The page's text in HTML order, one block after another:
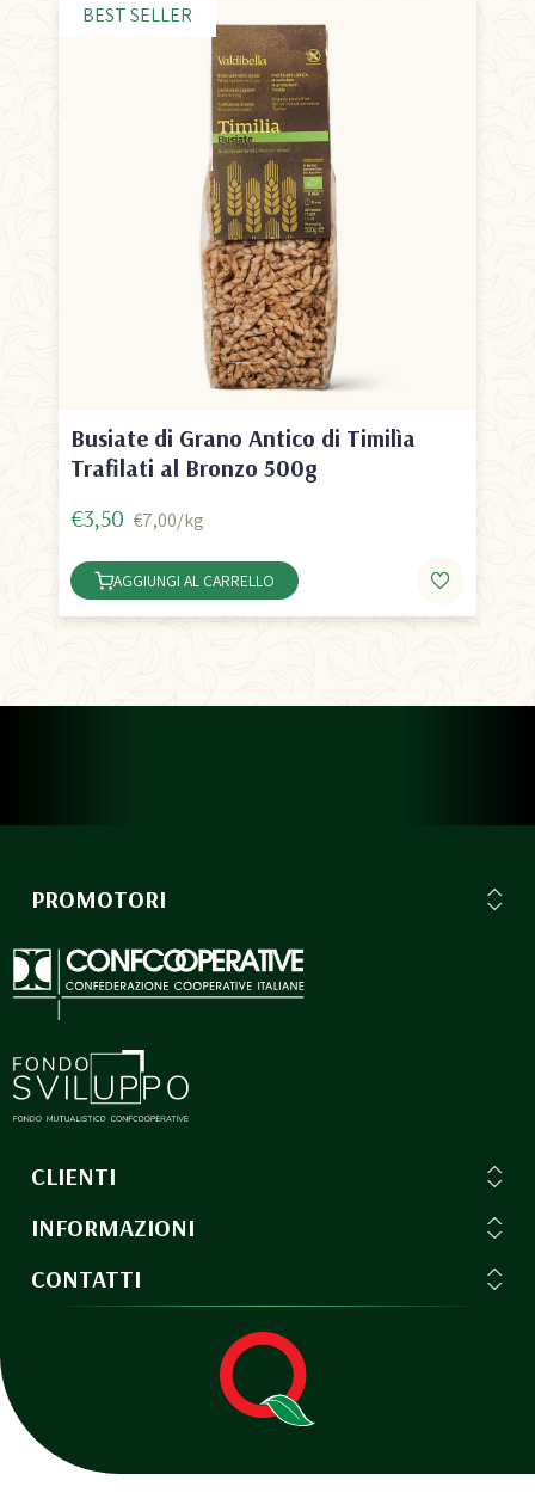
Busiate di Grano Antico di Timilìa
Trafilati al Bronzo 500g
BEST SELLER
€3,50 €7,00/kg
AGGIUNGI AL CARRELLO
PROMOTORI
CLIENTI
INFORMAZIONI
CONTATTI